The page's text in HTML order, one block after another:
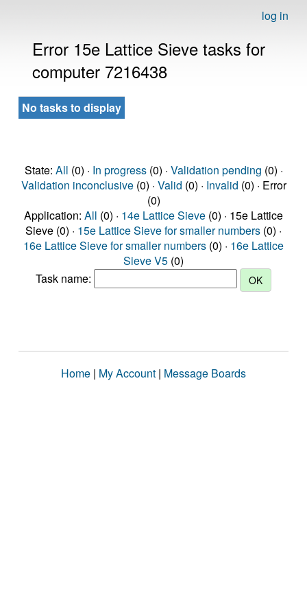
log in
Error 15e Lattice Sieve tasks for
computer 7216438
No tasks to display
State: All (0) · In progress(0) · Validation pending (0) ·
Validation inconclusive(0) · Valid (0) · Invalid (0) · Error
(0)
Application: All (0) · 14e Lattice Sieve (0) · 15e Lattice
Sieve (0) · 15e Lattice Sieve for smaller numbers (0) ·
16e Lattice Sieve for smaller numbers (0) · 16e Lattice
Sieve V5 (0)
Task name:
Home | My Account | Message Boards